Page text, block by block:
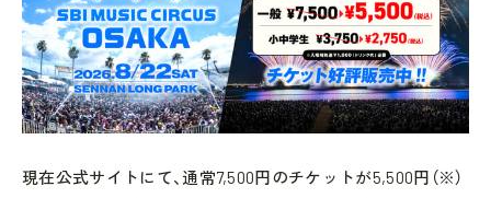
現在公式サイトにて、通常7,500円のチケットが5,500円（※）